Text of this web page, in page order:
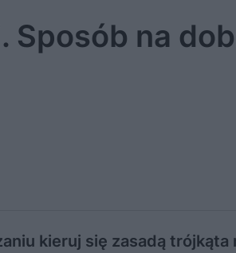
Sposób na
kieruj się zasadą